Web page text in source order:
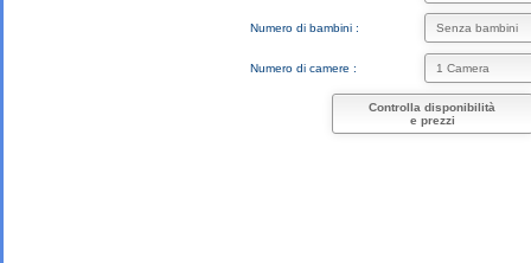
Numero di bambini :
Numero di camere :
Controlla disponibilità
e prezzi